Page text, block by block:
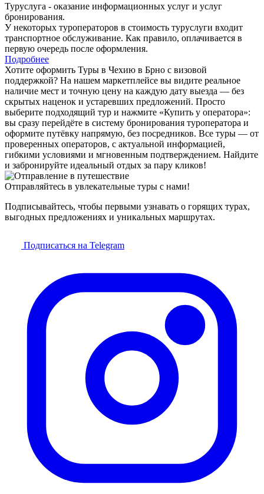
Туруслуга - оказание информационных услуг и услуг
бронирования.
У некоторых туроператоров в стоимость туруслуги входит
транспортное обслуживание. Как правило, оплачивается в
первую очередь после оформления.
Подробнее
Хотите оформить Туры в Чехию в Брно с визовой
поддержкой? На нашем маркетплейсе вы видите реальное
наличие мест и точную цену на каждую дату выезда — без
скрытых наценок и устаревших предложений. Просто
выберите подходящий тур и нажмите «Купить у оператора»:
вы сразу перейдёте в систему бронирования туроператора и
оформите путёвку напрямую, без посредников. Все туры — от
проверенных операторов, с актуальной информацией,
гибкими условиями и мгновенным подтверждением. Найдите
и забронируйте идеальный отдых за пару кликов!
Отправляйтесь в увлекательные туры с нами!
Подписывайтесь, чтобы первыми узнавать о горящих турах,
выгодных предложениях и уникальных маршрутах.
Подписаться на Telegram